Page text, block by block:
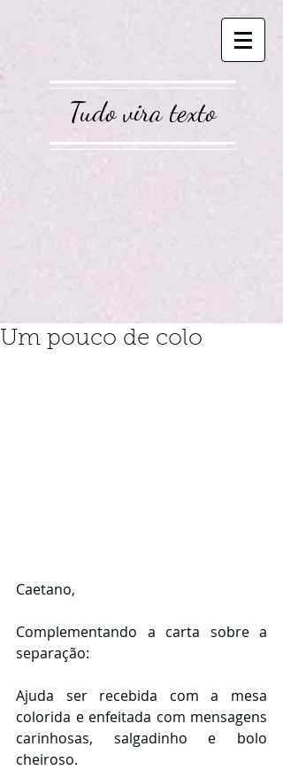
Tudo vira texto
Um pouco de colo
Caetano,
Complementando a carta sobre a
separação:
Ajuda ser recebida com a mesa
colorida e enfeitada com mensagens
carinhosas, salgadinho e bolo
cheiroso.